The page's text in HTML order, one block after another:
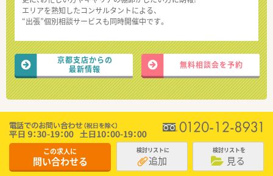
エリアを熟知したコンサルタントによる、
“出張”個別相談サービスも同時開催中です。
京都支店からの
最新情報
無料相談会を予約
この求人に
問い合わせる
検討リストに
追加
検討リストを
見る